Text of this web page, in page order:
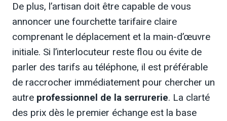
De plus, l’artisan doit être capable de vous
annoncer une fourchette tarifaire claire
comprenant le déplacement et la main-d’œuvre
initiale. Si l’interlocuteur reste flou ou évite de
parler des tarifs au téléphone, il est préférable
de raccrocher immédiatement pour chercher un
autre professionnel de la serrurerie. La clarté
des prix dès le premier échange est la base